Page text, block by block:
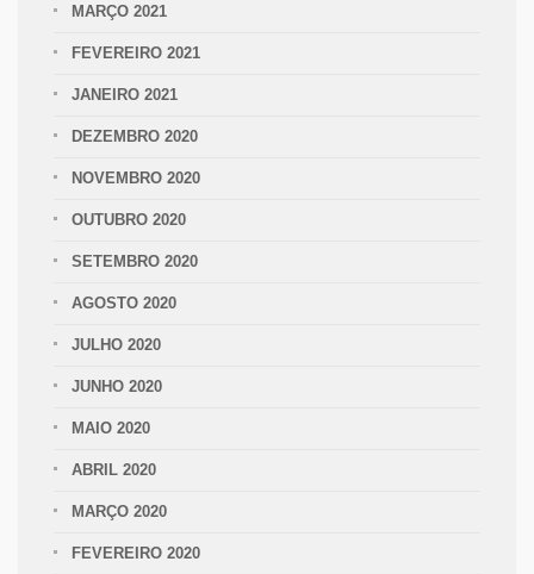
MARÇO 2021
FEVEREIRO 2021
JANEIRO 2021
DEZEMBRO 2020
NOVEMBRO 2020
OUTUBRO 2020
SETEMBRO 2020
AGOSTO 2020
JULHO 2020
JUNHO 2020
MAIO 2020
ABRIL 2020
MARÇO 2020
FEVEREIRO 2020